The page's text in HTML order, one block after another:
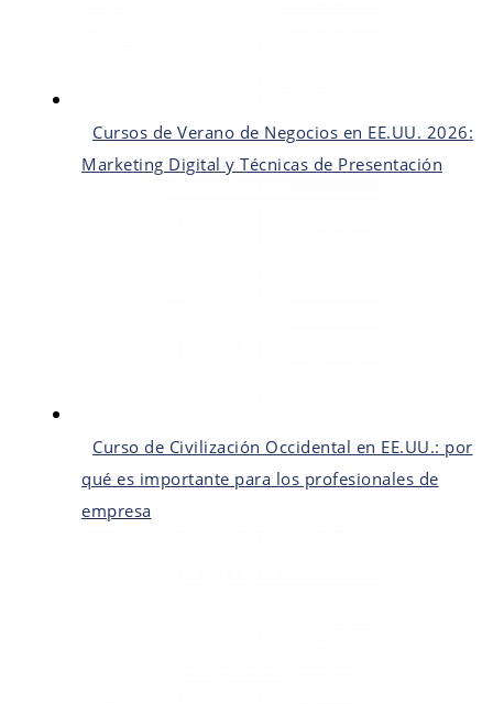
Cursos de Verano de Negocios en EE.UU. 2026:
Marketing Digital y Técnicas de Presentación
Curso de Civilización Occidental en EE.UU.: por
qué es importante para los profesionales de
empresa